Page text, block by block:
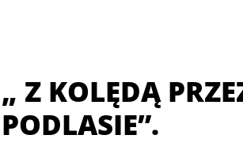
„ Z KOLĘDĄ
PODLASIE”.